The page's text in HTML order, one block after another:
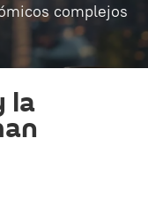
complejos
la